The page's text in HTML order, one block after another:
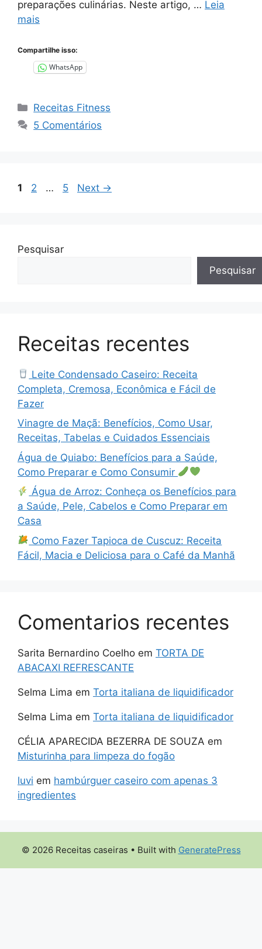
preparações culinárias. Neste artigo, … Leia
mais
Compartilhe isso:
WhatsApp
Categorias
Receitas Fitness
5 Comentários
Page
1 Page
2 … Page
5 Next →
Pesquisar
Pesquisar
Receitas recentes
Leite Condensado Caseiro: Receita
Completa, Cremosa, Econômica e Fácil de
Fazer
Vinagre de Maçã: Benefícios, Como Usar,
Receitas, Tabelas e Cuidados Essenciais
Água de Quiabo: Benefícios para a Saúde,
Como Preparar e Como Consumir
Água de Arroz: Conheça os Benefícios para
a Saúde, Pele, Cabelos e Como Preparar em
Casa
Como Fazer Tapioca de Cuscuz: Receita
Fácil, Macia e Deliciosa para o Café da Manhã
Comentarios recentes
Sarita Bernardino Coelho em TORTA DE
ABACAXI REFRESCANTE
Selma Lima em Torta italiana de liquidificador
Selma Lima em Torta italiana de liquidificador
CÉLIA APARECIDA BEZERRA DE SOUZA em
Misturinha para limpeza do fogão
luvi em hambúrguer caseiro com apenas 3
ingredientes
© 2026 Receitas caseiras • Built with GeneratePress